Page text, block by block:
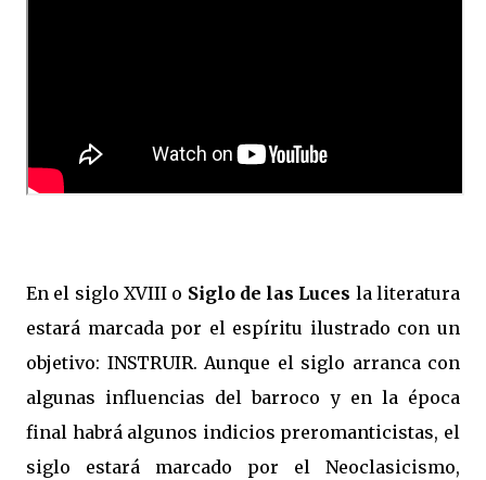
En el siglo XVIII o Siglo de las Luces la literatura
estará marcada por el espíritu ilustrado con un
objetivo: INSTRUIR. Aunque el siglo arranca con
algunas influencias del barroco y en la época
final habrá algunos indicios preromanticistas, el
siglo estará marcado por el Neoclasicismo,